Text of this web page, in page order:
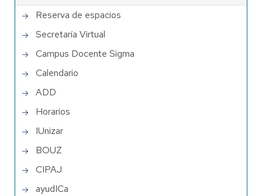
Reserva de espacios
Secretaría Virtual
Campus Docente Sigma
Calendario
ADD
Horarios
IUnizar
BOUZ
CIPAJ
ayudICa